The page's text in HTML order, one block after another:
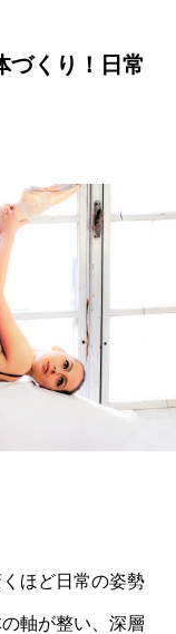
づくり！日常
ほど日常の姿勢
軸が整い、深層